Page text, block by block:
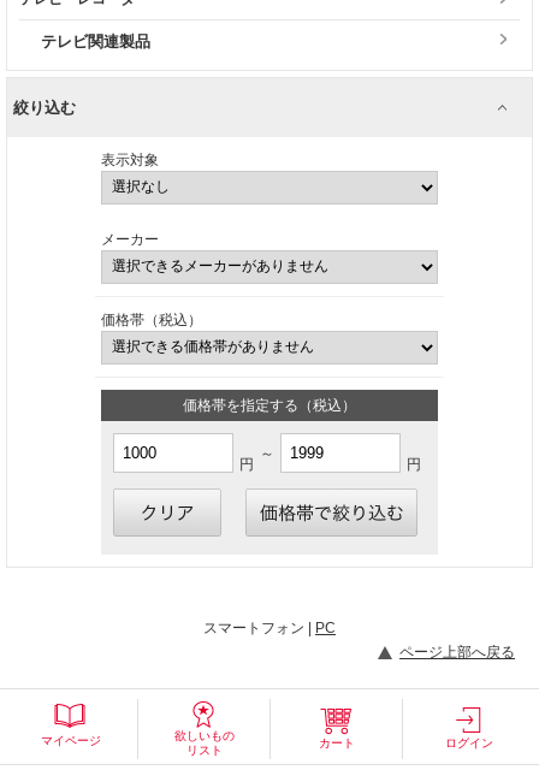
テレビ関連製品
絞り込む
表示対象
メーカー
価格帯（税込）
価格帯を指定する（税込）
円
～
円
スマートフォン | PC
ページ上部へ戻る
マイページ
欲しいもの
リスト
カート ログイン